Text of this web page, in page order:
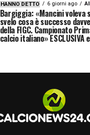
HANNO DETTO 6 giorni ago
Bargiggia: «Mancini voleva
svelo cosa è successo
della FIGC. Campionato
calcio italiano» ESCLUSIVA